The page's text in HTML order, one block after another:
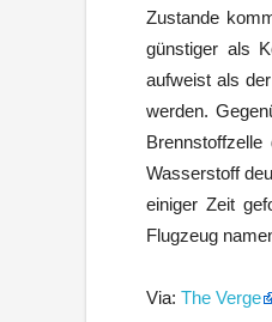
Zustande
günstiger als
aufweist als
werden.
Wasserstoff
einiger Zeit
Flugzeug
Via: The Verge